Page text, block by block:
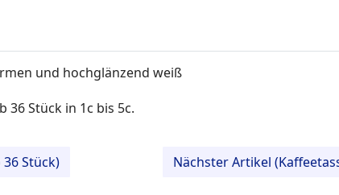
und hochglänzend weiß
Stück in 1c bis 5c.
Stück) Nächster Artikel